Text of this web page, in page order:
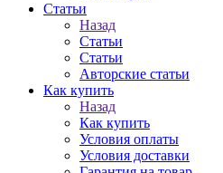
Статьи
Назад
Статьи
Статьи
Авторские статьи
Как купить
Назад
Как купить
Условия оплаты
Условия доставки